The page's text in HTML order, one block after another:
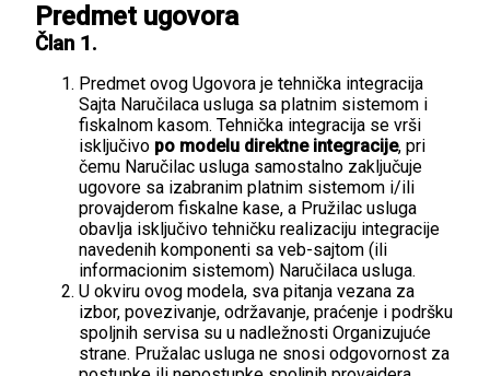
Predmet ugovora
Član 1.
Predmet ovog Ugovora je tehnička integracija
Sajta Naručilaca usluga sa platnim sistemom i
fiskalnom kasom. Tehnička integracija se vrši
isključivo po modelu direktne integracije, pri
čemu Naručilac usluga samostalno zaključuje
ugovore sa izabranim platnim sistemom i/ili
provajderom fiskalne kase, a Pružilac usluga
obavlja isključivo tehničku realizaciju integracije
navedenih komponenti sa veb-sajtom (ili
informacionim sistemom) Naručilaca usluga.
U okviru ovog modela, sva pitanja vezana za
izbor, povezivanje, održavanje, praćenje i podršku
spoljnih servisa su u nadležnosti Organizujuće
strane. Pružalac usluga ne snosi odgovornost za